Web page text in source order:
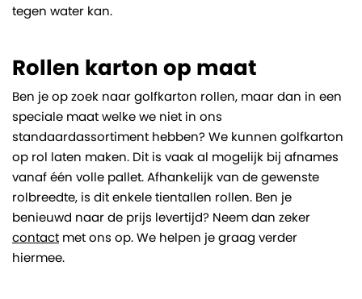
tegen water kan.
Rollen karton op maat
Ben je op zoek naar golfkarton rollen, maar dan in een
speciale maat welke we niet in ons
standaardassortiment hebben? We kunnen golfkarton
op rol laten maken. Dit is vaak al mogelijk bij afnames
vanaf één volle pallet. Afhankelijk van de gewenste
rolbreedte, is dit enkele tientallen rollen. Ben je
benieuwd naar de prijs levertijd? Neem dan zeker
contact met ons op. We helpen je graag verder
hiermee.